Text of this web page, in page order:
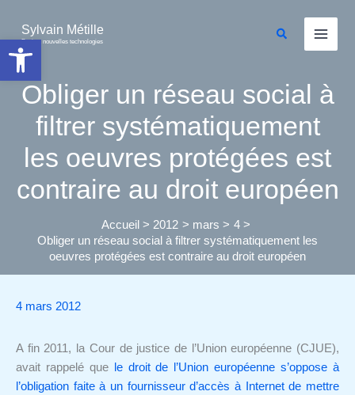
Ouvrir la barre d’outils
contenu
Sylvain Métille
Droit et nouvelles technologies
Rechercher
Obliger un réseau social à
filtrer systématiquement
les oeuvres protégées est
contraire au droit européen
Accueil 2012 mars
4
Obliger un réseau social à filtrer systématiquement les
oeuvres protégées est contraire au droit européen
4 mars 2012
A fin 2011, la Cour de justice de l’Union européenne (CJUE),
avait rappelé que
le droit de l’Union européenne s’oppose à
l’obligation faite à un fournisseur d’accès à Internet de mettre